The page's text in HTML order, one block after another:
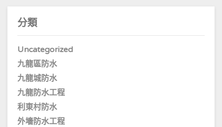
分類
Uncategorized
九龍區防水
九龍城防水
九龍防水工程
利東村防水
外墻防水工程